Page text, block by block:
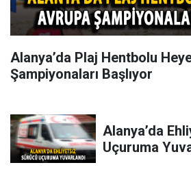
Alanya’da Plaj Hentbolu
Şampiyonaları Başlıyor
Alanya’da
Uçuruma